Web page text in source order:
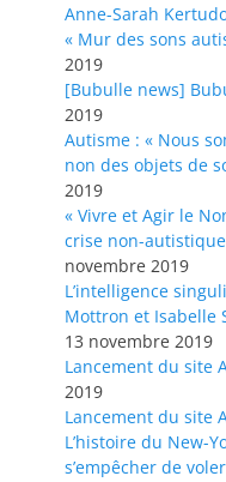
Anne-Sarah
« Mur des sons
2019
[Bubulle news]
2019
Autisme : « Nous
non des objets de
2019
« Vivre et Agir le
crise non-
novembre 2019
L’intelligence
Mottron et Isabelle
13 novembre 2019
Lancement du site
2019
Lancement du site
L’histoire du New-
s’empêcher de